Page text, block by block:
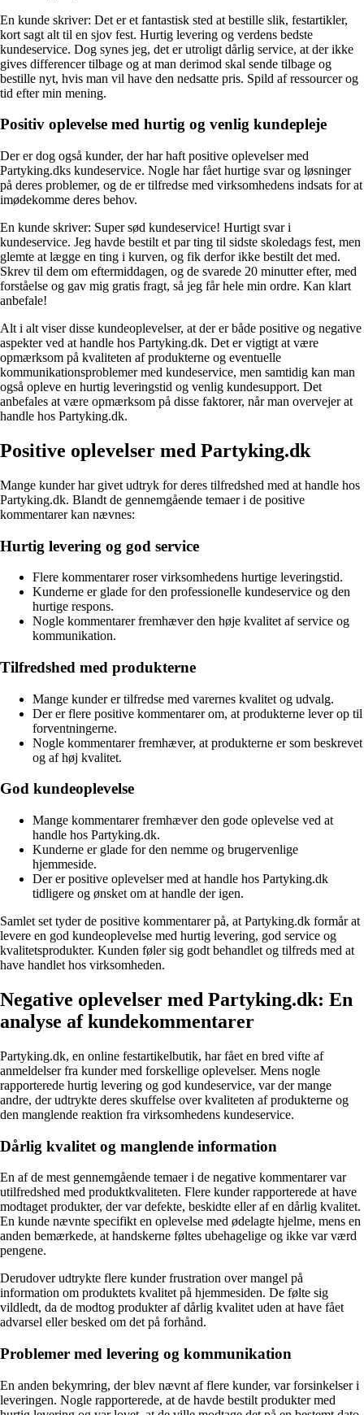
En kunde skriver: Det er et fantastisk sted at bestille slik, festartikler,
kort sagt alt til en sjov fest. Hurtig levering og verdens bedste
kundeservice. Dog synes jeg, det er utroligt dårlig service, at der ikke
gives differencer tilbage og at man derimod skal sende tilbage og
bestille nyt, hvis man vil have den nedsatte pris. Spild af ressourcer og
tid efter min mening.
Positiv oplevelse med hurtig og venlig kundepleje
Der er dog også kunder, der har haft positive oplevelser med
Partyking.dks kundeservice. Nogle har fået hurtige svar og løsninger
på deres problemer, og de er tilfredse med virksomhedens indsats for at
imødekomme deres behov.
En kunde skriver: Super sød kundeservice! Hurtigt svar i
kundeservice. Jeg havde bestilt et par ting til sidste skoledags fest, men
glemte at lægge en ting i kurven, og fik derfor ikke bestilt det med.
Skrev til dem om eftermiddagen, og de svarede 20 minutter efter, med
forståelse og gav mig gratis fragt, så jeg får hele min ordre. Kan klart
anbefale!
Alt i alt viser disse kundeoplevelser, at der er både positive og negative
aspekter ved at handle hos Partyking.dk. Det er vigtigt at være
opmærksom på kvaliteten af produkterne og eventuelle
kommunikationsproblemer med kundeservice, men samtidig kan man
også opleve en hurtig leveringstid og venlig kundesupport. Det
anbefales at være opmærksom på disse faktorer, når man overvejer at
handle hos Partyking.dk.
Positive oplevelser med Partyking.dk
Mange kunder har givet udtryk for deres tilfredshed med at handle hos
Partyking.dk. Blandt de gennemgående temaer i de positive
kommentarer kan nævnes:
Hurtig levering og god service
Flere kommentarer roser virksomhedens hurtige leveringstid.
Kunderne er glade for den professionelle kundeservice og den
hurtige respons.
Nogle kommentarer fremhæver den høje kvalitet af service og
kommunikation.
Tilfredshed med produkterne
Mange kunder er tilfredse med varernes kvalitet og udvalg.
Der er flere positive kommentarer om, at produkterne lever op til
forventningerne.
Nogle kommentarer fremhæver, at produkterne er som beskrevet
og af høj kvalitet.
God kundeoplevelse
Mange kommentarer fremhæver den gode oplevelse ved at
handle hos Partyking.dk.
Kunderne er glade for den nemme og brugervenlige
hjemmeside.
Der er positive oplevelser med at handle hos Partyking.dk
tidligere og ønsket om at handle der igen.
Samlet set tyder de positive kommentarer på, at Partyking.dk formår at
levere en god kundeoplevelse med hurtig levering, god service og
kvalitetsprodukter. Kunden føler sig godt behandlet og tilfreds med at
have handlet hos virksomheden.
Negative oplevelser med Partyking.dk: En
analyse af kundekommentarer
Partyking.dk, en online festartikelbutik, har fået en bred vifte af
anmeldelser fra kunder med forskellige oplevelser. Mens nogle
rapporterede hurtig levering og god kundeservice, var der mange
andre, der udtrykte deres skuffelse over kvaliteten af produkterne og
den manglende reaktion fra virksomhedens kundeservice.
Dårlig kvalitet og manglende information
En af de mest gennemgående temaer i de negative kommentarer var
utilfredshed med produktkvaliteten. Flere kunder rapporterede at have
modtaget produkter, der var defekte, beskidte eller af en dårlig kvalitet.
En kunde nævnte specifikt en oplevelse med ødelagte hjelme, mens en
anden bemærkede, at handskerne føltes ubehagelige og ikke var værd
pengene.
Derudover udtrykte flere kunder frustration over mangel på
information om produktets kvalitet på hjemmesiden. De følte sig
vildledt, da de modtog produkter af dårlig kvalitet uden at have fået
advarsel eller besked om det på forhånd.
Problemer med levering og kommunikation
En anden bekymring, der blev nævnt af flere kunder, var forsinkelser i
leveringen. Nogle rapporterede, at de havde bestilt produkter med